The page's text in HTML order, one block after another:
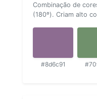
Combinação de
(180º). Criam alto
#8d6c91